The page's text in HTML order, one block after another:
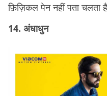
फ़िज़िकल पेन नहीं पता चलता
14. अंधाधुन